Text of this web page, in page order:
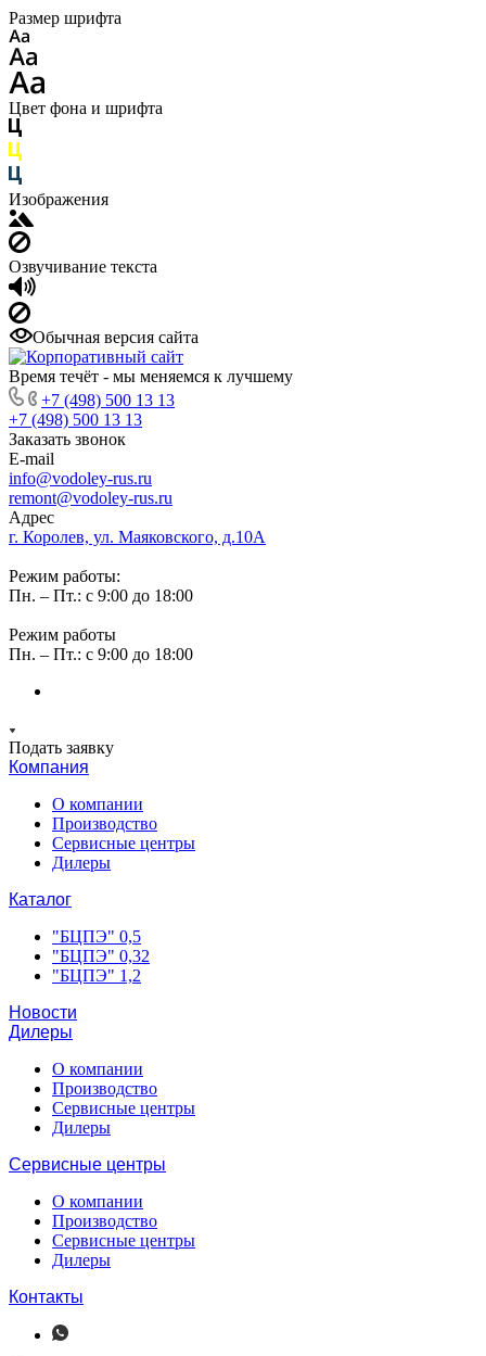
Размер шрифта
Цвет фона и шрифта
Изображения
Озвучивание текста
Обычная версия сайта
Время течёт - мы меняемся к лучшему
+7 (498) 500 13 13
+7 (498) 500 13 13
Заказать звонок
E-mail
info@vodoley-rus.ru
remont@vodoley-rus.ru
Адрес
г. Королев, ул. Маяковского, д.10А
Режим работы:
Пн. – Пт.: с 9:00 до 18:00
Режим работы
Пн. – Пт.: с 9:00 до 18:00
Подать заявку
Компания
О компании
Производство
Сервисные центры
Дилеры
Каталог
"БЦПЭ" 0,5
"БЦПЭ" 0,32
"БЦПЭ" 1,2
Новости
Дилеры
О компании
Производство
Сервисные центры
Дилеры
Сервисные центры
О компании
Производство
Сервисные центры
Дилеры
Контакты